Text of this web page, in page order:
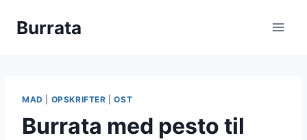
Burrata
MAD OPSKRIFTER |OST
Burrata med pesto til